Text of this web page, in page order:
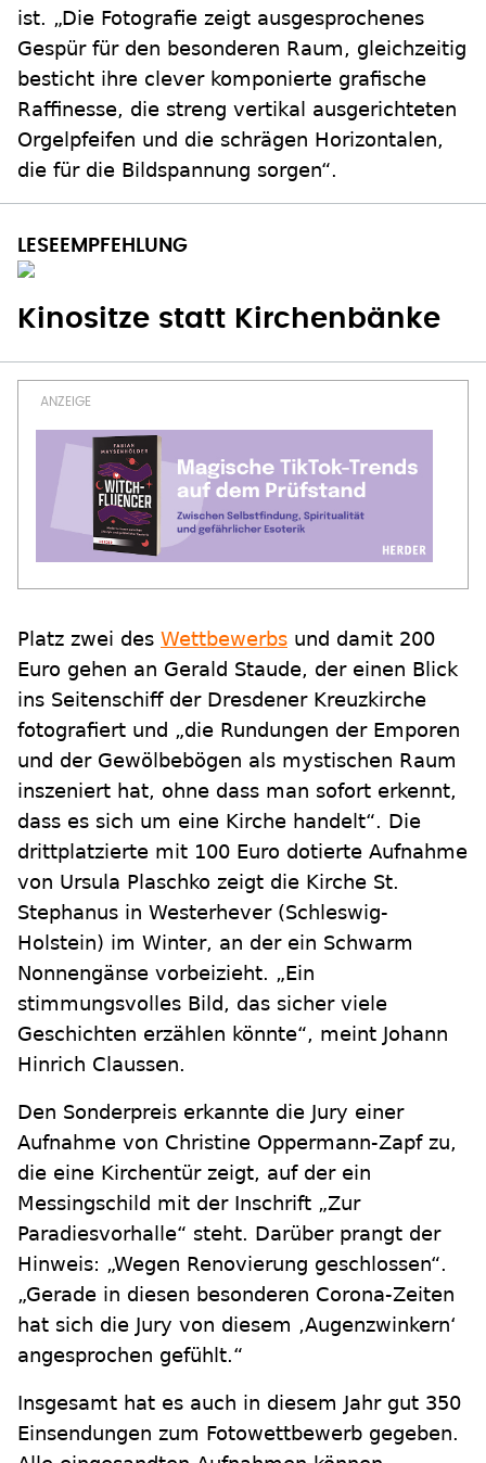
ist. „Die Fotografie zeigt ausgesprochenes
Gespür für den besonderen Raum, gleichzeitig
besticht ihre clever komponierte grafische
Raffinesse, die streng vertikal ausgerichteten
Orgelpfeifen und die schrägen Horizontalen,
die für die Bildspannung sorgen“.
Kinositze statt Kirchenbänke
Platz zwei des Wettbewerbs und damit 200
Euro gehen an Gerald Staude, der einen Blick
ins Seitenschiff der Dresdener Kreuzkirche
fotografiert und „die Rundungen der Emporen
und der Gewölbebögen als mystischen Raum
inszeniert hat, ohne dass man sofort erkennt,
dass es sich um eine Kirche handelt“. Die
drittplatzierte mit 100 Euro dotierte Aufnahme
von Ursula Plaschko zeigt die Kirche St.
Stephanus in Westerhever (Schleswig-
Holstein) im Winter, an der ein Schwarm
Nonnengänse vorbeizieht. „Ein
stimmungsvolles Bild, das sicher viele
Geschichten erzählen könnte“, meint Johann
Hinrich Claussen.
Den Sonderpreis erkannte die Jury einer
Aufnahme von Christine Oppermann-Zapf zu,
die eine Kirchentür zeigt, auf der ein
Messingschild mit der Inschrift „Zur
Paradiesvorhalle“ steht. Darüber prangt der
Hinweis: „Wegen Renovierung geschlossen“.
„Gerade in diesen besonderen Corona-Zeiten
hat sich die Jury von diesem ‚Augenzwinkern‘
angesprochen gefühlt.“
Insgesamt hat es auch in diesem Jahr gut 350
Einsendungen zum Fotowettbewerb gegeben.